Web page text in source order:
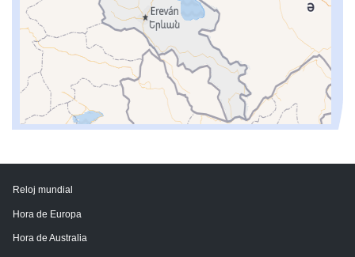
Reloj mundial
Hora de Europa
Hora de Australia